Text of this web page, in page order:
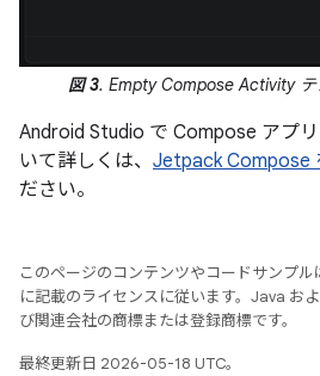
図 3. Empty Compose Activity テ
Android Studio で Compose アプ
いて詳しくは、 Jetpack Compose
ださい。
このページのコンテンツやコードサンプル
に記載のライセンスに従います。Java お
び関連会社の商標または登録商標です。
最終更新日 2026-05-18 UTC。